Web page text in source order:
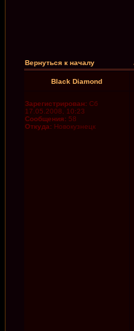
Вернуться к началу
Black Diamond
Зарегистрирован: Сб
17.05.2008, 10:23
Сообщения: 58
Откуда: Новокузнецк